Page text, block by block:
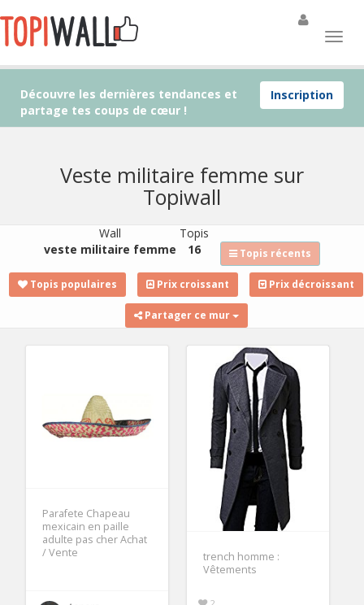
Inscription
Découvre les dernières tendances et
partage tes coups de cœur !
Veste militaire femme sur
Topiwall
Wall
veste militaire femme
Topis
16
Topis récents
Topis populaires Prix croissant Prix décroissant
Partager ce mur
Parafete Chapeau
mexicain en paille
adulte pas cher Achat
/ Vente
trench homme :
Vêtements